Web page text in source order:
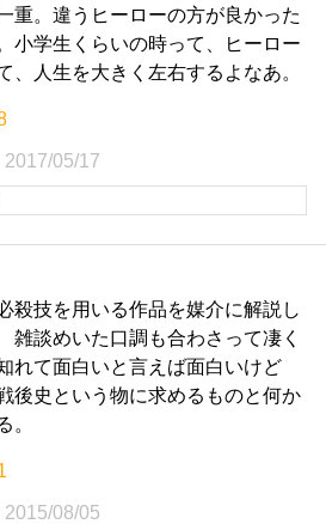
重。違うヒーローの方が良かった
小学生くらいの時って、ヒーロー
、人生を大きく左右するよなあ。
2017/05/17
殺技を用いる作品を媒介に解説し
談めいた口調も合わさって凄く
れて面白いと言えば面白いけど
後史という物に求めるものと何か
。
2015/08/05